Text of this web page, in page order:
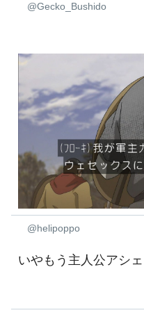
@Gecko_Bushido
@helipoppo
いやもう主人公アシ